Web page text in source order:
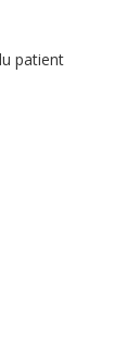
patient